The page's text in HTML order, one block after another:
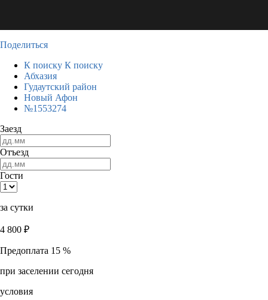
Поделиться
К поиску К поиску
Абхазия
Гудаутский район
Новый Афон
№1553274
Заезд
Отъезд
Гости
за сутки
4 800 ₽
Предоплата 15 %
при заселении сегодня
условия